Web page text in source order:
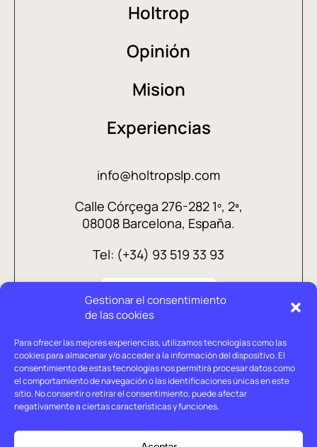
Gestionar el consentimiento
de las cookies
Para ofrecer las mejores experiencias, utilizamos tecnologías como las
cookies para almacenar y/o acceder a la información del dispositivo. El
consentimiento de estas tecnologías nos permitirá procesar datos como
el comportamiento de navegación o las identificaciones únicas en este
sitio. No consentir o retirar el consentimiento, puede afectar
negativamente a ciertas características y funciones.
Holtrop
Opinión
Mision
Experiencias
info@holtropslp.com
Calle Córçega 276-282 1º, 2ª,
08008 Barcelona, España.
Tel: (+34) 93 519 33 93
Aviso legal
Política de privacidad